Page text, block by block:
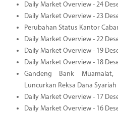
Daily Market Overview - 24
Daily Market Overview - 23
Perubahan Status Kantor
Daily Market Overview - 22
Daily Market Overview - 19
Daily Market Overview - 18
Gandeng Bank
Luncurkan Reksa Dana
Daily Market Overview - 17
Daily Market Overview - 16